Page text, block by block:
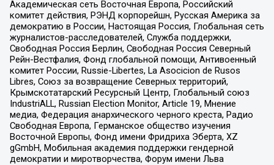
Академическая сеть Восточная Европа, Российский
комитет действия, РЭНД корпорейшн, Русская Америка за
демократию в России, Настоящая Россия, Глобальная сеть
журналистов-расследователей, Служба поддержки,
Свободная Россия Берлин, Свободная Россия Северный
Рейн-Вестфалия, Фонд глобальной помощи, Антивоенный
комитет России, Russie-Libertes, La Asocicion de Rusos
Libres, Союз за возвращение Северных территорий,
Крымскотатарский Ресурсный Центр, Глобальный союз
IndustriALL, Russian Election Monitor, Article 19, Мнение
медиа, Федерация анархического черного креста, Радио
Свободная Европа, Германское общество изучения
Восточной Европы, Фонд имени Фридриха Эберта, XZ
gGmbH, Мобильная академия поддержки гендерной
демократии и миротворчества, Форум имени Льва